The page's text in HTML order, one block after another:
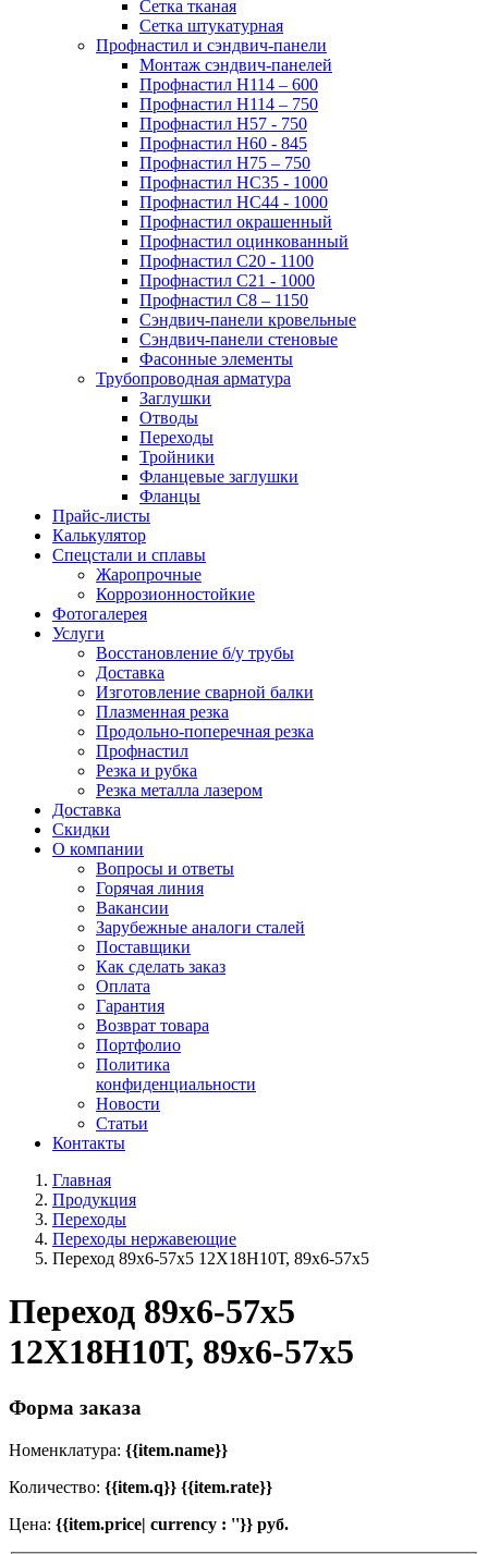
Сетка тканая
Сетка штукатурная
Профнастил и сэндвич-панели
Монтаж сэндвич-панелей
Профнастил Н114 – 600
Профнастил Н114 – 750
Профнастил Н57 - 750
Профнастил Н60 - 845
Профнастил Н75 – 750
Профнастил НС35 - 1000
Профнастил НС44 - 1000
Профнастил окрашенный
Профнастил оцинкованный
Профнастил С20 - 1100
Профнастил С21 - 1000
Профнастил С8 – 1150
Сэндвич-панели кровельные
Сэндвич-панели стеновые
Фасонные элементы
Трубопроводная арматура
Заглушки
Отводы
Переходы
Тройники
Фланцевые заглушки
Фланцы
Прайс-листы
Калькулятор
Спецстали и сплавы
Жаропрочные
Коррозионностойкие
Фотогалерея
Услуги
Восстановление б/у трубы
Доставка
Изготовление сварной балки
Плазменная резка
Продольно-поперечная резка
Профнастил
Резка и рубка
Резка металла лазером
Доставка
Скидки
О компании
Вопросы и ответы
Горячая линия
Вакансии
Зарубежные аналоги сталей
Поставщики
Как сделать заказ
Оплата
Гарантия
Возврат товара
Портфолио
Политика
конфиденциальности
Новости
Статьи
Контакты
Главная
Продукция
Переходы
Переходы нержавеющие
Переход 89х6-57х5 12Х18Н10Т, 89х6-57х5
Переход 89х6-57х5
12Х18Н10Т, 89х6-57х5
Форма заказа
Номенклатура: {{item.name}}
Количество: {{item.q}} {{item.rate}}
Цена: {{item.price| currency : ''}} руб.